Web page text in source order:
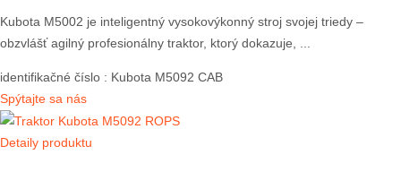
Kubota M5002 je inteligentný vysokovýkonný stroj svojej triedy –
obzvlášť agilný profesionálny traktor, ktorý dokazuje, ...
identifikačné číslo : Kubota M5092 CAB
Spýtajte sa nás
Detaily produktu